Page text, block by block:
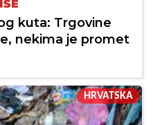
kuta: Trgovine
nekima je promet
HRVATSKA